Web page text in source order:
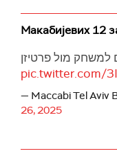
Макабијевих 12
למשחק מול פרטיזן
pic.twitter.com/
— Maccabi Tel Aviv
26, 2025